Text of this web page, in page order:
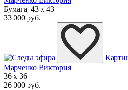
Бумага, 43 x 43
33 000 руб.
Марченко Виктория
36 x 36
26 000 руб.